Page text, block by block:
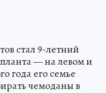
стал 9-летний
— на левом и
года его семье
чемоданы в